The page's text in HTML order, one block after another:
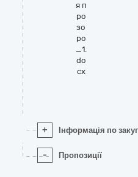
я п
ро
зо
ро
_1.
do
cx
+ Інформація по
- Пропозиції